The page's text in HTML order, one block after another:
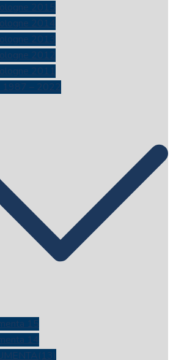
2015
2014
2013
2012
2011
1987 – 2022
15
14